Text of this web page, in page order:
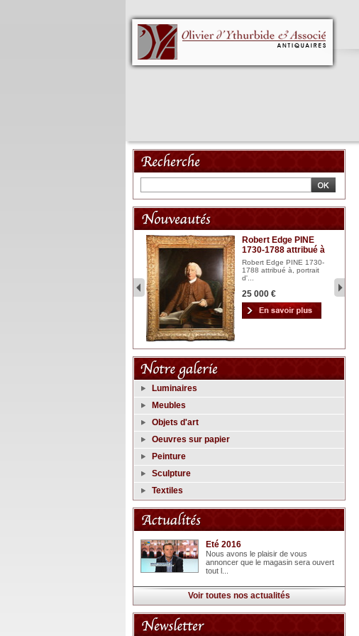
Robert Edge PINE
1730-1788 attribué à
Robert Edge PINE 1730-
1788 attribué à, portrait
d'...
25 000 €
Luminaires
Meubles
Objets d'art
Oeuvres sur papier
Peinture
Sculpture
Textiles
Eté 2016
Nous avons le plaisir de vous
annoncer que le magasin sera ouvert
tout l...
Voir toutes nos actualités